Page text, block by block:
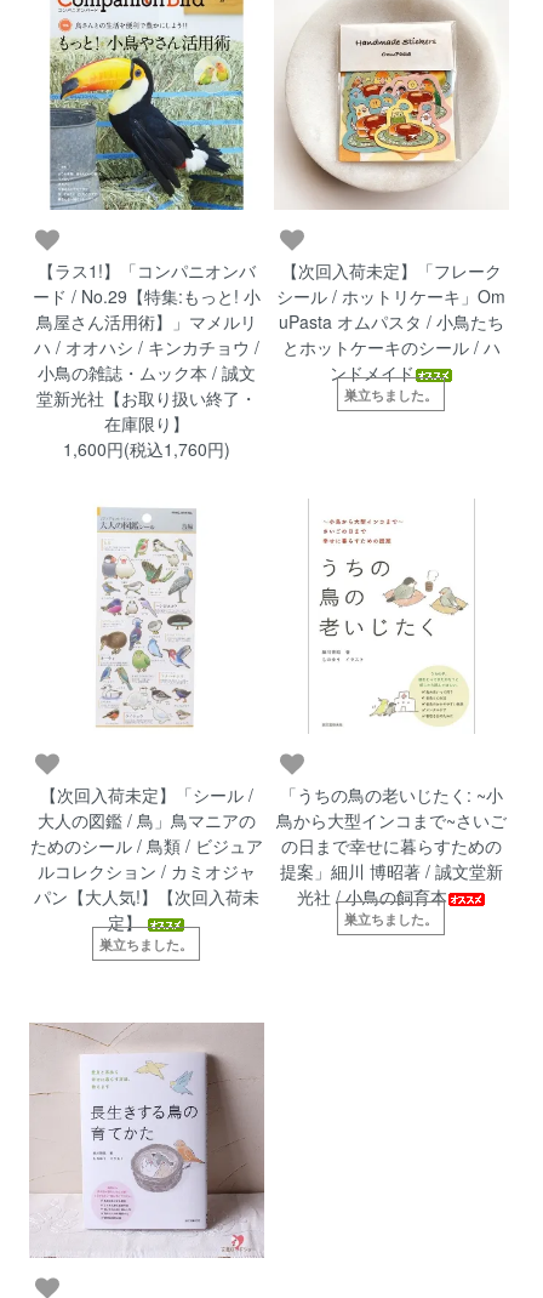
【ラス1!】「コンパニオンバ
ード / No.29【特集:もっと! 小
鳥屋さん活用術】」マメルリ
ハ / オオハシ / キンカチョウ /
小鳥の雑誌・ムック本 / 誠文
堂新光社【お取り扱い終了・
在庫限り】
1,600円(税込1,760円)
【次回入荷未定】「フレーク
シール / ホットリケーキ」Om
uPasta オムパスタ / 小鳥たち
とホットケーキのシール / ハ
ンドメイド
巣立ちました。
【次回入荷未定】「シール /
大人の図鑑 / 鳥」鳥マニアの
ためのシール / 鳥類 / ビジュア
ルコレクション / カミオジャ
パン【大人気!】【次回入荷未
定】
巣立ちました。
「うちの鳥の老いじたく: ~小
鳥から大型インコまで~さいご
の日まで幸せに暮らすための
提案」細川 博昭著 / 誠文堂新
光社 / 小鳥の飼育本
巣立ちました。